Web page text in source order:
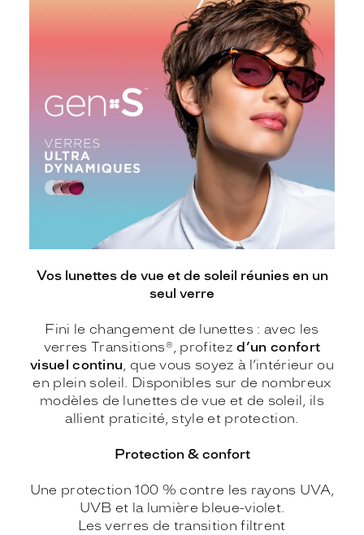
Vos lunettes de vue et de soleil réunies en un
seul verre
Fini le changement de lunettes : avec les
verres Transitions®, profitezd’un confort
visuel continu, que vous soyez à l’intérieur ou
en plein soleil. Disponibles sur de nombreux
modèles de lunettes de vue et de soleil, ils
allient praticité, style et protection.
Protection & confort
Une protection 100 % contre les rayons UVA,
UVB et la lumière bleue-violet.
Les verres de transition filtrent